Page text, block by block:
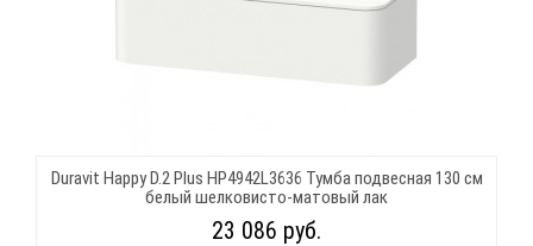
Duravit Happy D.2 Plus HP4942L3636 Тумба подвесная 130 см
белый шелковисто-матовый лак
23 086 руб.